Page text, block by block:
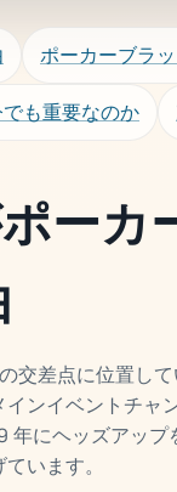
ポーカーブラ
も重要なのか
ーカ
差点に位置し
ンイベントチャ
年にヘッズアップ
います。